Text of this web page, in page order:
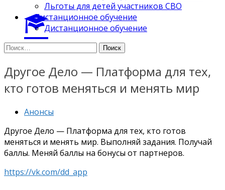
Льготы для детей участников СВО
Дистанционное обучение
Дистанционное обучение
Найти:
Другое Дело — Платформа для тех,
кто готов меняться и менять мир
Анонсы
Другое Дело — Платформа для тех, кто готов
меняться и менять мир. Выполняй задания. Получай
баллы. Меняй баллы на бонусы от партнеров.
https://vk.com/dd_app